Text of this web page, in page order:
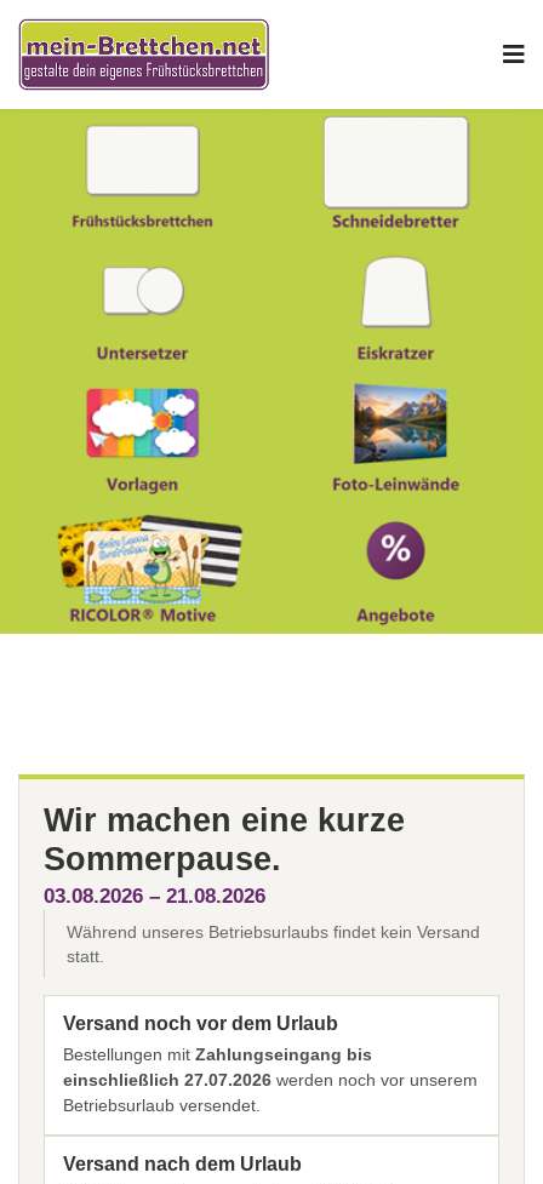
Wir machen eine kurze
Sommerpause.
03.08.2026 – 21.08.2026
Während unseres Betriebsurlaubs findet kein Versand
statt.
Versand noch vor dem Urlaub
Bestellungen mit Zahlungseingang bis
einschließlich 27.07.2026 werden noch vor unserem
Betriebsurlaub versendet.
Versand nach dem Urlaub